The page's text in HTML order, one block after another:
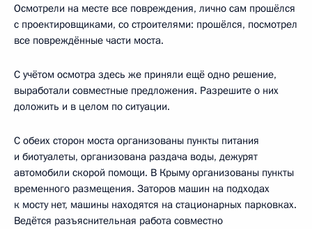
Осмотрели на месте все повреждения, лично сам прошёлся
с проектировщиками, со строителями: прошёлся, посмотрел
все повреждённые части моста.
С учётом осмотра здесь же приняли ещё одно решение,
выработали совместные предложения. Разрешите о них
доложить и в целом по ситуации.
С обеих сторон моста организованы пункты питания
и биотуалеты, организована раздача воды, дежурят
автомобили скорой помощи. В Крыму организованы пункты
временного размещения. Заторов машин на подходах
к мосту нет, машины находятся на стационарных парковках.
Ведётся разъяснительная работа совместно